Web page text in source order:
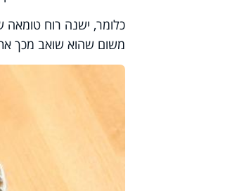
כלומר, ישנה רוח
משום שהוא שואב מכך את